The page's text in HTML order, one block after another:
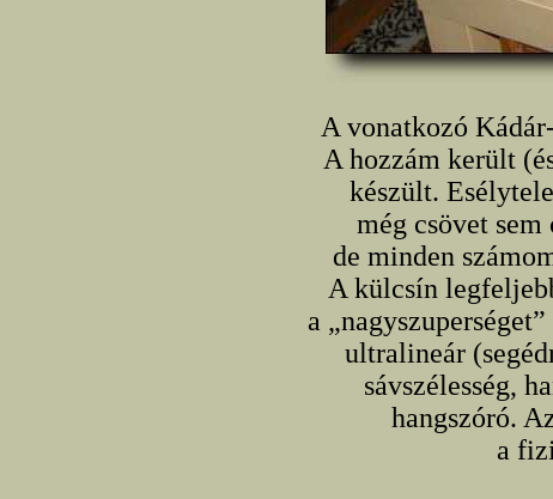
A vonatkozó
A hozzám került
készült.
még csövet
de minden
A külcsín
a
ultralineár
sávszélesség,
hangszóró.
a